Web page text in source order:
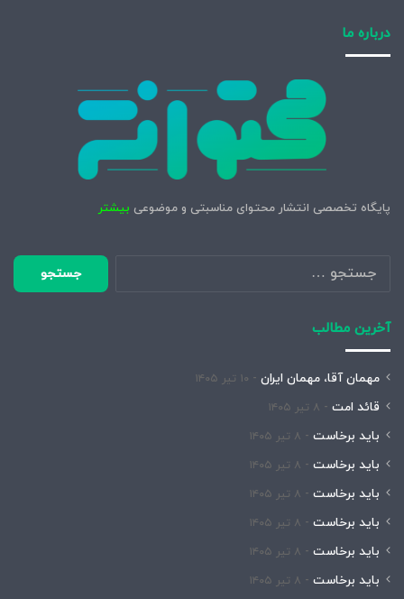
درباره ما
پایگاه تخصصی انتشار محتوای مناسبتی و موضوعی بیشتر
جستجو
برای:
آخرین مطالب
مهمان آقا، مهمان ایران ۱۰ تیر ۱۴۰۵
قائد امت ۸ تیر ۱۴۰۵
باید برخاست ۸ تیر ۱۴۰۵
باید برخاست ۸ تیر ۱۴۰۵
باید برخاست ۸ تیر ۱۴۰۵
باید برخاست ۸ تیر ۱۴۰۵
باید برخاست ۸ تیر ۱۴۰۵
باید برخاست ۸ تیر ۱۴۰۵